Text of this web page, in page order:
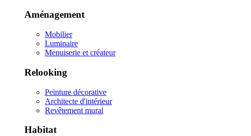
Aménagement
Mobilier
Luminaire
Menuiserie et créateur
Relooking
Peinture décorative
Architecte d'intérieur
Revêtement mural
Habitat